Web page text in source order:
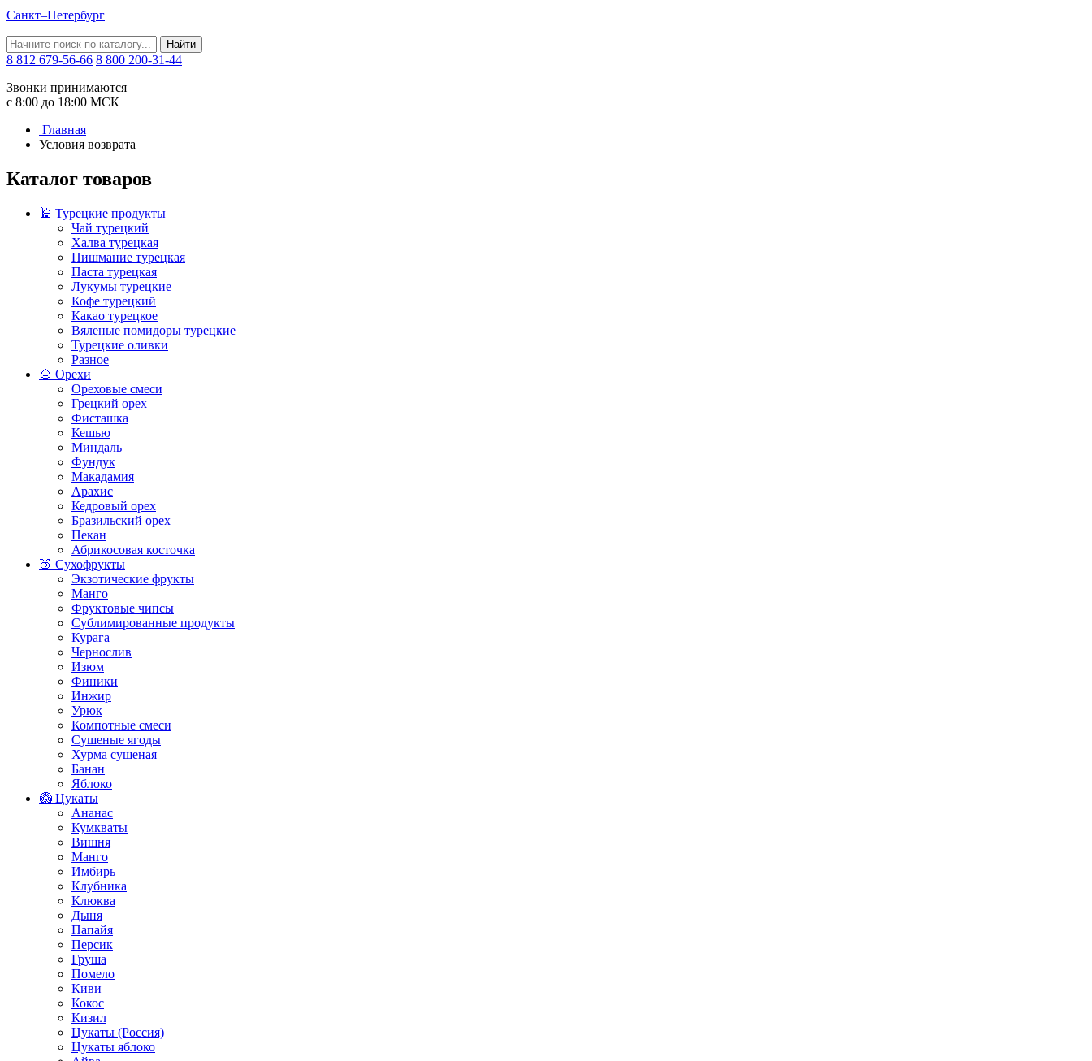
Санкт–Петербург
Найти
8 812 679-56-66 8 800 200-31-44
Звонки принимаются
с 8:00 до 18:00 МСК
Главная
Условия возврата
Каталог товаров
🕌 Турецкие продукты
Чай турецкий
Халва турецкая
Пишмание турецкая
Паста турецкая
Лукумы турецкие
Кофе турецкий
Какао турецкое
Вяленые помидоры турецкие
Турецкие оливки
Разное
🌰 Орехи
Ореховые смеси
Грецкий орех
Фисташка
Кешью
Миндаль
Фундук
Макадамия
Арахис
Кедровый орех
Бразильский орех
Пекан
Абрикосовая косточка
🍑 Сухофрукты
Экзотические фрукты
Манго
Фруктовые чипсы
Сублимированные продукты
Курага
Чернослив
Изюм
Финики
Инжир
Урюк
Компотные смеси
Сушеные ягоды
Хурма сушеная
Банан
Яблоко
🥝 Цукаты
Ананас
Кумкваты
Вишня
Манго
Имбирь
Клубника
Клюква
Дыня
Папайя
Персик
Груша
Помело
Киви
Кокос
Кизил
Цукаты (Россия)
Цукаты яблоко